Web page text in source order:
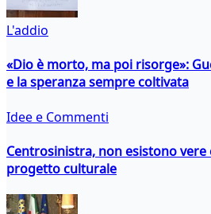
L'addio
«Dio è morto, ma poi risorge»:
e la speranza sempre coltivata
Idee e Commenti
Centrosinistra, non esistono vere
progetto culturale